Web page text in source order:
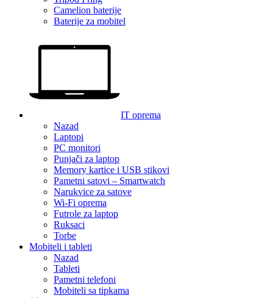
Camelion baterije
Baterije za mobitel
IT oprema
Nazad
Laptopi
PC monitori
Punjači za laptop
Memory kartice i USB stikovi
Pametni satovi – Smartwatch
Narukvice za satove
Wi-Fi oprema
Futrole za laptop
Ruksaci
Torbe
Mobiteli i tableti
Nazad
Tableti
Pametni telefoni
Mobiteli sa tipkama